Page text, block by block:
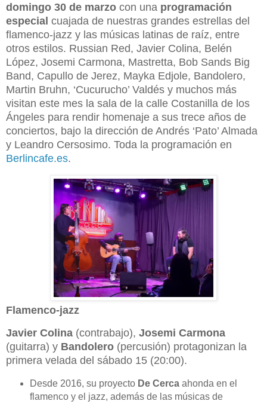
domingo 30 de marzo con una programación
especial cuajada de nuestras grandes estrellas del
flamenco-jazz y las músicas latinas de raíz, entre
otros estilos. Russian Red, Javier Colina, Belén
López, Josemi Carmona, Mastretta, Bob Sands Big
Band, Capullo de Jerez, Mayka Edjole, Bandolero,
Martin Bruhn, ‘Cucurucho’ Valdés y muchos más
visitan este mes la sala de la calle Costanilla de los
Ángeles para rendir homenaje a sus trece años de
conciertos, bajo la dirección de Andrés ‘Pato’ Almada
y Leandro Cersosimo. Toda la programación en
Berlincafe.es.
Flamenco-jazz
Javier Colina (contrabajo), Josemi Carmona
(guitarra) y Bandolero (percusión) protagonizan la
primera velada del sábado 15 (20:00).
Desde 2016, su proyecto De Cercaahonda en el
flamenco y el jazz, además de las músicas de